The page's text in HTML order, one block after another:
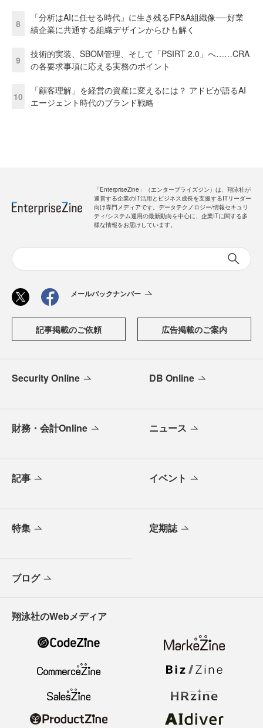
8
「分析はAIに任せる時代」に生き残るFP&A組織像──好業
績企業に共通する組織デザインからひも解く
9
技術的実装、SBOM管理、そして「PSIRT 2.0」へ……CRA
の各要求事項に応える実務のポイント
10
「顧客理解」を経営の資産に変えるには？ アドビが語るAI
エージェント時代のブランド戦略
「EnterpriseZine」（エンタープライズジン）は、翔泳社が
運営する企業のIT活用とビジネス成長を支援するITリーダー
向け専門メディアです。データテクノロジー/情報セキュリ
ティ/システム運用の最新動向を中心に、企業ITに関する多
様な情報をお届けしています。
メールバックナンバー
記事掲載のご依頼 広告掲載のご案内
Security Online DB Online
財務・会計Online ニュース
記事 イベント
特集 定期誌
ブログ
翔泳社のWebメディア